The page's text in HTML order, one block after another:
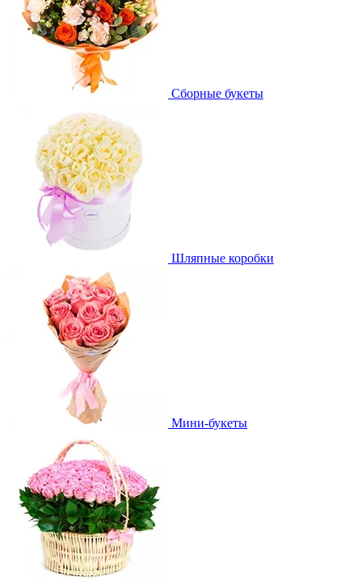
Сборные букеты
Шляпные коробки
Мини-букеты